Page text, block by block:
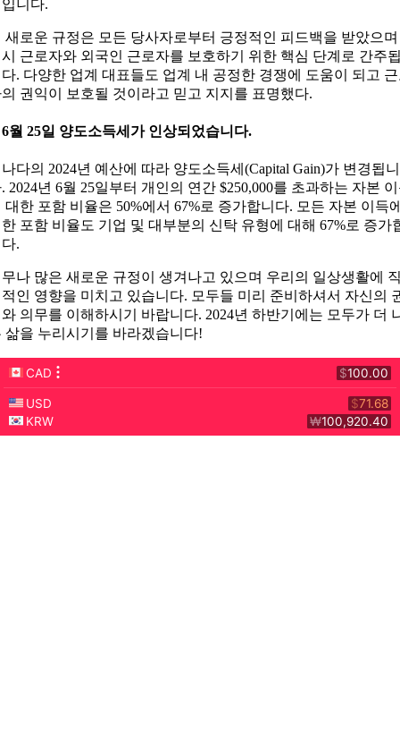
니다.
새로운 규정은 모든 당사자로부터 긍정적인 피드백을 받았으며
근로자와 외국인 근로자를 보호하기 위한 핵심 단계로 간주
. 다양한 업계 대표들도 업계 내 공정한 경쟁에 도움이 되고
권익이 보호될 것이라고 믿고 지지를 표명했다.
6월 25일 양도소득세가 인상되었습니다.
다의 2024년 예산에 따라 양도소득세(Capital Gain)가 변경됩니
2024년 6월 25일부터 개인의 연간 $250,000를 초과하는 자본
대한 포함 비율은 50%에서 67%로 증가합니다. 모든 자본 이득
포함 비율도 기업 및 대부분의 신탁 유형에 대해 67%로 증가
.
나 많은 새로운 규정이 생겨나고 있으며 우리의 일상생활에
인 영향을 미치고 있습니다. 모두들 미리 준비하셔서 자신의
의무를 이해하시기 바랍니다. 2024년 하반기에는 모두가 더
삶을 누리시기를 바라겠습니다!